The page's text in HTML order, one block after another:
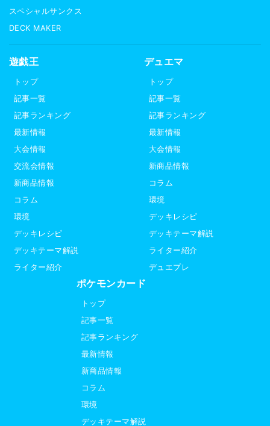
スペシャルサンクス
DECK MAKER
遊戯王
トップ
記事一覧
記事ランキング
最新情報
大会情報
交流会情報
新商品情報
コラム
環境
デッキレシピ
デッキテーマ解説
ライター紹介
デュエマ
トップ
記事一覧
記事ランキング
最新情報
大会情報
新商品情報
コラム
環境
デッキレシピ
デッキテーマ解説
ライター紹介
デュエプレ
ポケモンカード
トップ
記事一覧
記事ランキング
最新情報
新商品情報
コラム
環境
デッキテーマ解説